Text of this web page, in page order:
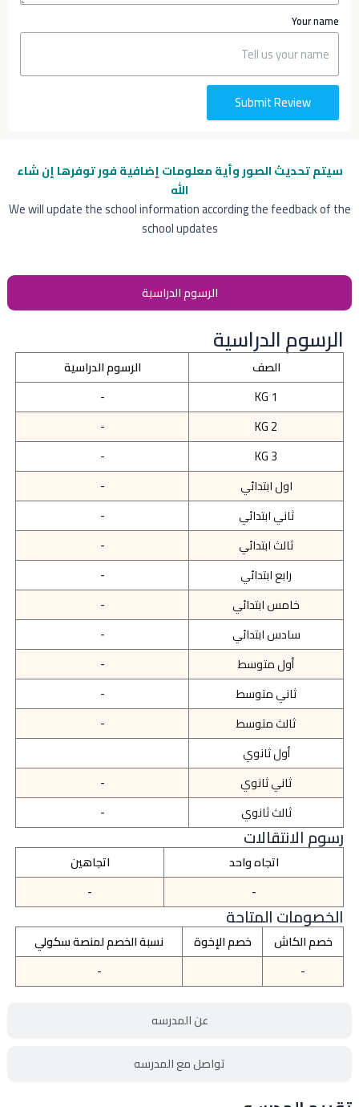
سيتم تحديث الصور وأية معلومات إضافيةفور توفرها إن شاء
الله
We will update the school information according the feedback of the
school updates
الرسوم الدراسية
عن المدرسه
تواصل مع المدرسه
الرسوم الدراسية
الصف
الرسوم الدراسية
KG 1
-
KG 2
-
KG 3
-
اول ابتدائي
-
ثاني ابتدائي
-
ثالث ابتدائي
-
رابع ابتدائي
-
خامس ابتدائي
-
سادس ابتدائي
-
أول متوسط
-
ثاني متوسط
-
ثالث متوسط
-
أول ثانوي
ثاني ثانوي
-
ثالث ثانوي
-
رسوم الانتقالات
اتجاه واحد
اتجاهين
-
-
الخصومات المتاحة
خصم الكاش خصم الإخوة
نسبة الخصم لمنصة سكولي
-
-
Your name
Submit Review